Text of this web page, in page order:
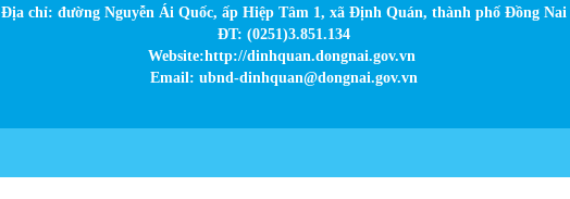
Địa chỉ: đường Nguyễn Ái Quốc, ấp Hiệp Tâm 1, xã Định Quán, thành phố Đồng Nai
ĐT: (0251)3.851.134
Website:http://dinhquan.dongnai.gov.vn
Email: ubnd-dinhquan@dongnai.gov.vn​